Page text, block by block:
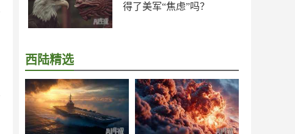
得了美军“焦虑”吗？
西陆精选